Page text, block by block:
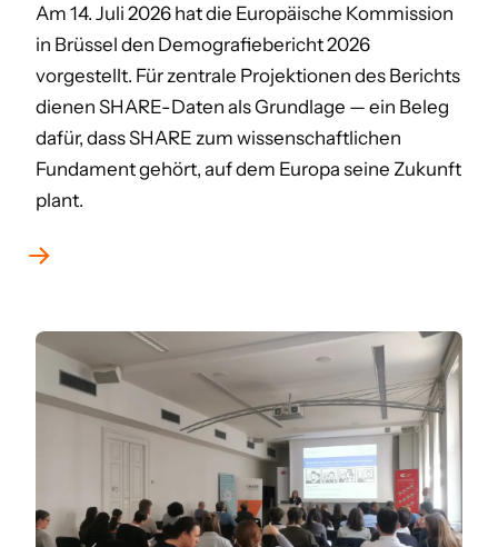
Am 14. Juli 2026 hat die Europäische Kommission
in Brüssel den Demografiebericht 2026
vorgestellt. Für zentrale Projektionen des Berichts
dienen SHARE-Daten als Grundlage — ein Beleg
dafür, dass SHARE zum wissenschaftlichen
Fundament gehört, auf dem Europa seine Zukunft
plant.